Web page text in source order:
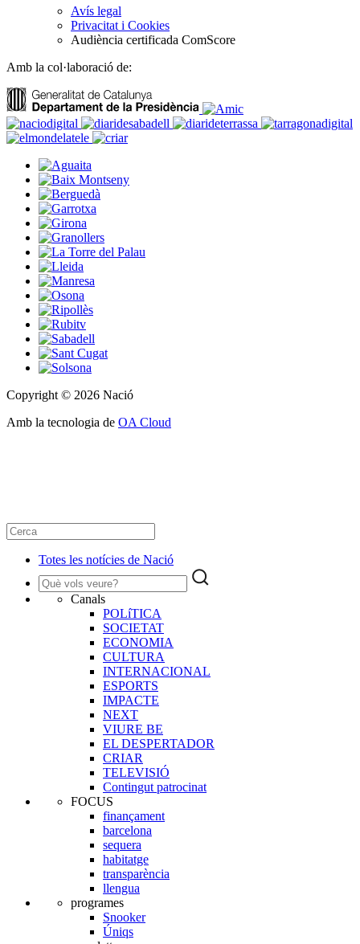
Avís legal
Privacitat i Cookies
Audiència certificada ComScore
Amb la col·laboració de:
Copyright © 2026 Nació
Amb la tecnologia de OA Cloud
Totes les notícies de Nació
Canals
POLíTICA
SOCIETAT
ECONOMIA
CULTURA
INTERNACIONAL
ESPORTS
IMPACTE
NEXT
VIURE BE
EL DESPERTADOR
CRIAR
TELEVISIÓ
Contingut patrocinat
FOCUS
finançament
barcelona
sequera
habitatge
transparència
llengua
programes
Snooker
Úniqs